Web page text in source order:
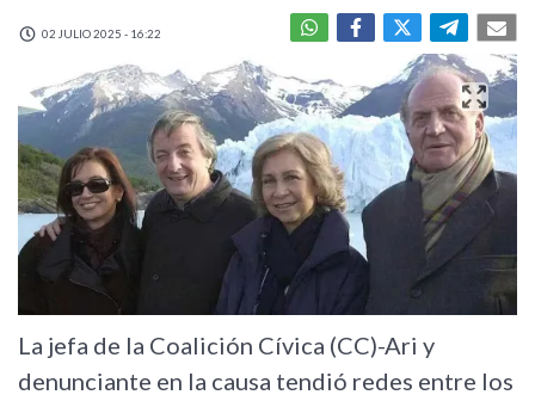
02 JULIO 2025 - 16:22
La jefa de la Coalición Cívica (CC)-Ari y
denunciante en la causa tendió redes entre los